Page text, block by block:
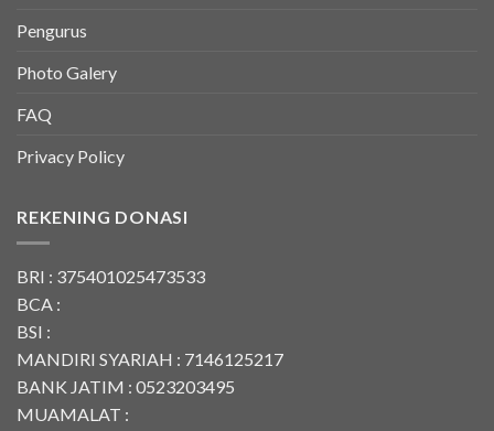
Pengurus
Photo Galery
FAQ
Privacy Policy
REKENING DONASI
BRI : 375401025473533
BCA :
BSI :
MANDIRI SYARIAH : 7146125217
BANK JATIM : 0523203495
MUAMALAT :